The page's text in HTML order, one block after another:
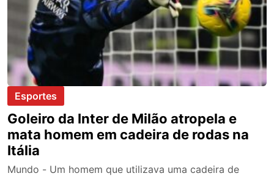
Esportes
Goleiro da Inter de Milão atropela e
mata homem em cadeira de rodas na
Itália
Mundo - Um homem que utilizava uma cadeira de